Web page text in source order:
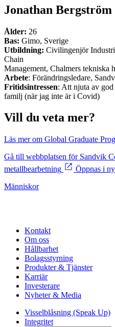
Jonathan Bergström
Ålder: 26
Bas: Gimo, Sverige
Utbildning: Civilingenjör
Chain
Management, Chalmers tekniska
Arbete: Förändringsledare,
Fritidsintressen: Att njuta av
familj (när jag inte är i Covid)
Vill du veta mer?
Läs mer om Global Graduate
Gå till webbplatsen för Sandvik
metallbearbetning
Öppnas i
Människor
Kontakt
Om oss
Hållbarhet
Bolagsstyrning
Produkter & Tjänster
Karriär
Investerare
Nyheter & Media
Visselblåsning (Speak Up)
Integritet